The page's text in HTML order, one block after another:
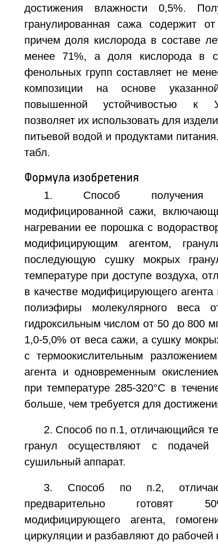
достижения влажности 0,5%.
гранулированная сажа содержит
причем доля кислорода в составе
менее 71%, а доля кислорода в
фенольных групп составляет не
композиции на основе
повышенной устойчивостью к
позволяет их использовать для
питьевой водой и продуктами
табл.
Формула изобретения
1. Способ получения
модифицированной сажи,
нагревании ее порошка с
модифицирующим агентом,
последующую сушку мокрых
температуре при доступе воздуха,
в качестве модифицирующего агента
полиэфиры молекулярного
гидроксильным числом от 50 до 800
1,0-5,0% от веса сажи, а сушку
с термоокислительным
агента и одновременным
при температуре 285-320°С в
больше, чем требуется для
2. Способ по п.1, отличающийся
гранул осуществляют с
сушильный аппарат.
3. Способ по п.2,
предварительно готовят
модифицирующего агента,
циркуляции и разбавляют до рабочей